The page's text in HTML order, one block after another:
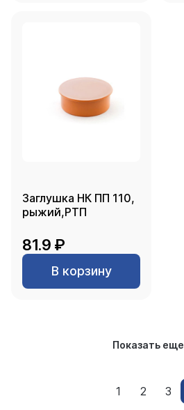
Заглушка НК ПП 110,
рыжий,РТП
81.9 ₽
В корзину
Показать еще
1 2 3